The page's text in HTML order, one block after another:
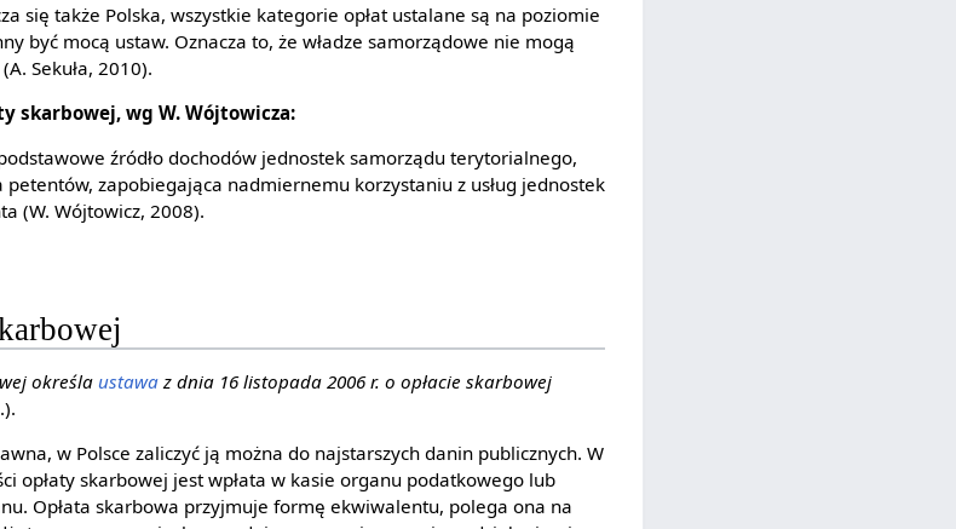
się także Polska, wszystkie kategorie opłat ustalane są na poziomie
być mocą ustaw. Oznacza to, że władze samorządowe nie mogą
(A. Sekuła, 2010).
skarbowej, wg W. Wójtowicza:
źródło dochodów jednostek samorządu terytorialnego,
zapobiegająca nadmiernemu korzystaniu z usług jednostek
(W. Wójtowicz, 2008).
określaustawa z dnia 16 listopada 2006 r. o opłacie skarbowej
w Polsce zaliczyć ją można do najstarszych danin publicznych. W
opłaty skarbowej jest wpłata w kasie organu podatkowego lub
Opłata skarbowa przyjmuje formę ekwiwalentu, polega ona na